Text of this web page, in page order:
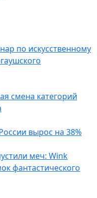
по искусственному
смена категорий
вырос на 38%
меч: Wink
фантастического